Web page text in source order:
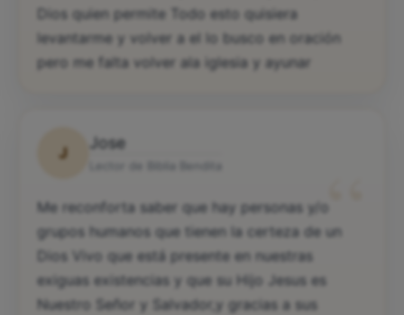
Dios quien permite Todo esto quisiera
levantarme y volver a el lo busco en oración
pero me falta volver ala iglesia y ayunar
J
Jose
“
Me reconforta saber que hay personas y/o
grupos humanos que tienen la certeza de un
Dios Vivo que está presente en nuestras
exiguas existencias y que su Hijo Jesus es
Nuestro Señor y Salvador,y gracias a sus